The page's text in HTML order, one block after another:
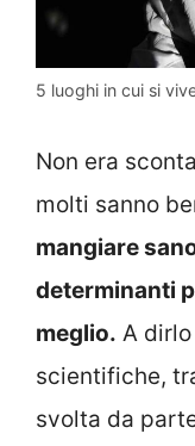
5 luoghi in cui si
Non era
molti sanno
mangiare
determinanti
meglio. A
scientifiche,
svolta da